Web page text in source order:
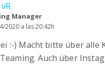
Manager
2020 a las 20:42h
:-) Macht bitte über alle
Auch über